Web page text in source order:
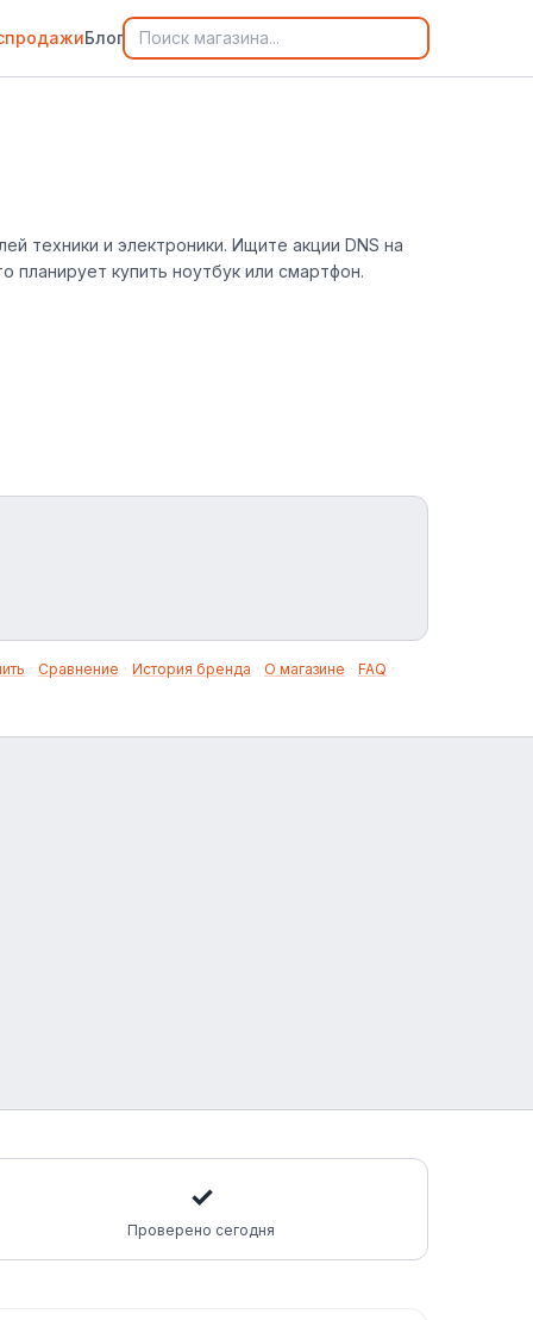
Блог
техники и электроники. Ищите акции DNS на
планирует купить ноутбук или смартфон.
· Сравнение · История бренда · О магазине · FAQ ·
✓
Проверено сегодня